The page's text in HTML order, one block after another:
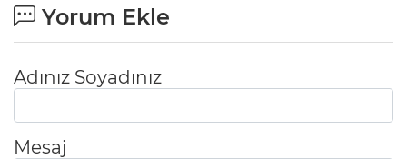
Yorum Ekle
Adınız Soyadınız
Mesaj